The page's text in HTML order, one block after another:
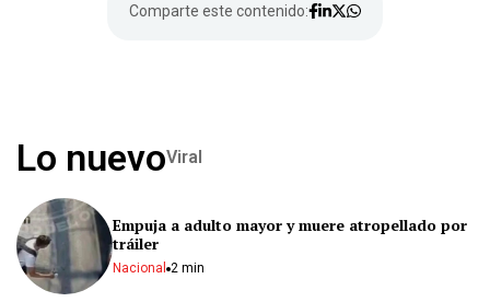
Comparte este contenido:
Lo nuevoViral
Empuja a adulto mayor y muere atropellado por
tráiler
Nacional 2 min